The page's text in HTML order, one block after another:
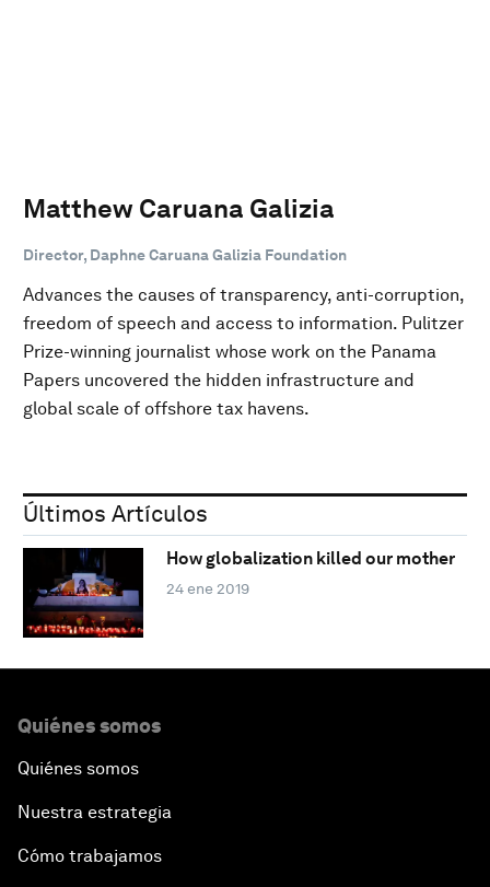
Matthew Caruana Galizia
Director, Daphne Caruana Galizia Foundation
Advances the causes of transparency, anti-corruption,
freedom of speech and access to information. Pulitzer
Prize-winning journalist whose work on the Panama
Papers uncovered the hidden infrastructure and
global scale of offshore tax havens.
Últimos Artículos
How globalization killed our mother
24 ene 2019
Quiénes somos
Quiénes somos
Nuestra estrategia
Cómo trabajamos